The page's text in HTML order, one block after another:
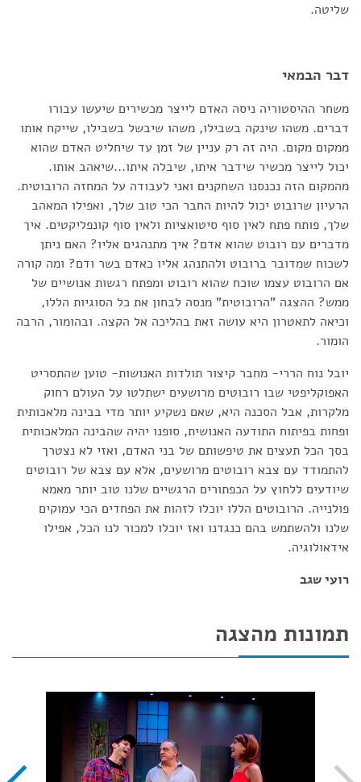
שליטה.
דבר הבמאי
משחר ההיסטוריה ניסה האדם לייצר מכשירים שיעשו עבורו
דברים. משהו שינקה בשבילו, משהו שיבשל בשבילו, שייקח אותו
ממקום מקום. היה זה רק עניין של זמן עד שיחליט האדם שהוא
יכול לייצר מכשיר שידבר איתו, שיבלה איתו...שיאהב אותו.
מהמקום הזה נכנסנו השחקנים ואני לעבודה על המחזה הרובוטית.
הרעיון שרובוט יכול להיות החבר הכי טוב שלך, ואפילו המאהב
שלך, פותח פתח לאין סוף סיטואציות ולאין סוף קונפליקטים. איך
מדברים עם רובוט שהוא אדם? איך מתנהגים אליו? האם ניתן
לשכוח שמדובר ברובוט ולהתנהג אליו כאדם בשר ודם? ומה קורה
אם הרובוט עצמו שוכח שהוא רובוט ומפתח רגשות אנושיים של
ממש? ההצגה "הרובוטית" מנסה לבחון את כל הסוגיות הללו,
וכיאה לתאטרון היא עושה זאת בהליכה אל הקצה. ובהומור, הרבה
הומור.
יובל נוח הררי- מחבר קיצור תולדות האנושות- טוען שהתסריט
האפוקליפטי שבו רובוטים מרושעים ישתלטו על העולם רחוק
מלקרות, אבל הסכנה היא, שאם נשקיע יותר מדי בבינה מלאכותית
ופחות בפיתוח התודעה האנושית, סופנו יהיה שהבינה המלאכותית
בסך הכל תעצים את טיפשותם של בני האדם, ואזי לא נצטרך
להתמודד עם צבא רובוטים מרושעים, אלא עם צבא של רובוטים
שיודעים ללחוץ על הכפתורים הרגשיים שלנו טוב יותר מאמא
פולנייה. הרובוטים הללו יוכלו לזהות את הפחדים הכי עמוקים
שלנו ולהשתמש בהם כנגדנו ואז יוכלו למכור לנו הכל, אפילו
אידאולוגיה.
רועי שגב
תמונות מהצגה